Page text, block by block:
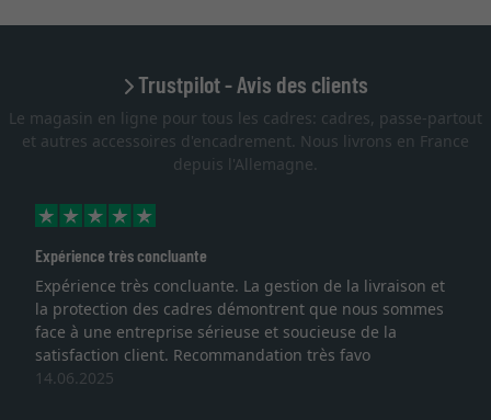
Trustpilot - Avis des clients
Le magasin en ligne pour tous les cadres: cadres, passe-partout
et autres accessoires d'encadrement. Nous livrons en France
depuis l'Allemagne.
Expérience très concluante
Expérience très concluante. La gestion de la livraison et
la protection des cadres démontrent que nous sommes
face à une entreprise sérieuse et soucieuse de la
satisfaction client. Recommandation très favo
14.06.2025